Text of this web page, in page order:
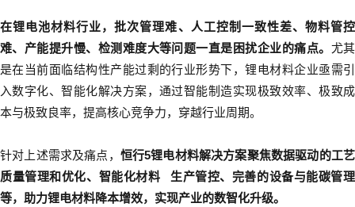
在锂电池材料行业，批次管理难、人工控制一致性差、物料管控
难、产能提升慢、检测难度大等问题一直是困扰企业的痛点。 尤其
是在当前面临结构性产能过剩的行业形势下，锂电材料企业亟需引
入数字化、智能化解决方案，通过智能制造实现极致效率、极致成
本与极致良率，提高核心竞争力，穿越行业周期。
针对上述需求及痛点， 恒行5锂电材料解决方案聚焦数据驱动的工艺
质量管理和优化、 智能化材料
生产管控、完善的设备与能碳管理
等，助力锂电材料降本增效，实现产业的数智化升级。